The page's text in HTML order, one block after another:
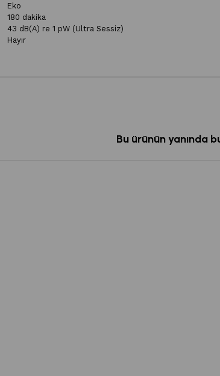
Eko
180 dakika
43 dB(A) re 1 pW (Ultra Sessiz)
Hayır
Bu ürünün yanında